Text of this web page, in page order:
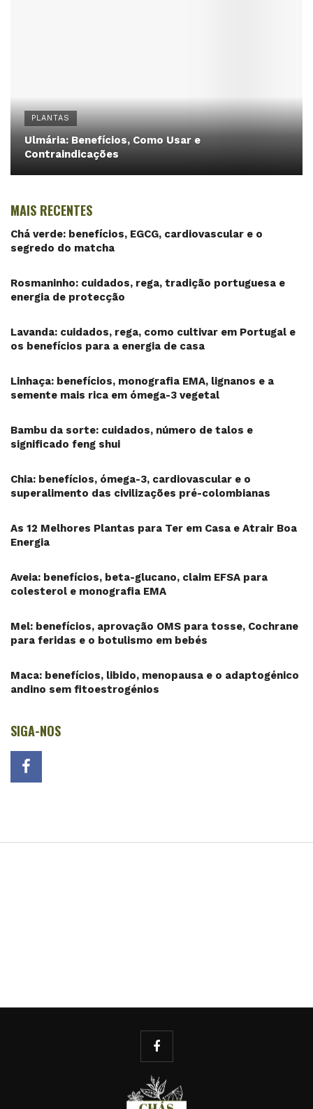
PLANTAS
Ulmária: Benefícios, Como Usar e
Contraindicações
MAIS RECENTES
Chá verde: benefícios, EGCG, cardiovascular e o
segredo do matcha
Rosmaninho: cuidados, rega, tradição portuguesa e
energia de protecção
Lavanda: cuidados, rega, como cultivar em Portugal e
os benefícios para a energia de casa
Linhaça: benefícios, monografia EMA, lignanos e a
semente mais rica em ómega-3 vegetal
Bambu da sorte: cuidados, número de talos e
significado feng shui
Chia: benefícios, ómega-3, cardiovascular e o
superalimento das civilizações pré-colombianas
As 12 Melhores Plantas para Ter em Casa e Atrair Boa
Energia
Aveia: benefícios, beta-glucano, claim EFSA para
colesterol e monografia EMA
Mel: benefícios, aprovação OMS para tosse, Cochrane
para feridas e o botulismo em bebés
Maca: benefícios, libido, menopausa e o adaptogénico
andino sem fitoestrogénios
SIGA-NOS